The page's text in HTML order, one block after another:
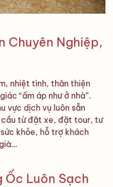
Chuyên Nghiệp,
nhiệt tình, thân thiện
“ấm áp như ở nhà”.
vực dịch vụ luôn sẵn
cầu từ đặt xe, đặt tour, tư
khỏe, hỗ trợ khách
Ốc Luôn Sạch